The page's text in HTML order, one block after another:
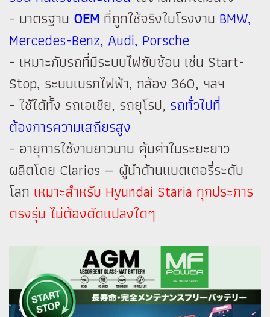
- มาตรฐาน OEM ที่ถูกใช้จริงในโรงงาน BMW,
Mercedes-Benz, Audi, Porsche
- เหมาะกับรถที่มีระบบไฟซับซ้อน เช่น Start-
Stop, ระบบเบรกไฟฟ้า, กล้อง 360, ฯลฯ
- ใช้ได้ทั้ง รถเอเชีย, รถยุโรป, รถทั่วไปที่
ต้องการความเสถียรสูง
- อายุการใช้งานยาวนาน คุ้มค่าในระยะยาว
ผลิตโดย Clarios — ผู้นำด้านแบตเตอรี่ระดับ
โลก เหมาะสำหรับ Hyundai Staria ทุกประการ
ตรงรุ่น ไม่ต้องดัดแปลงใดๆ